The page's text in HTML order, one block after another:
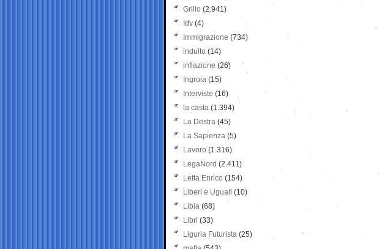
Grillo (2.941)
Idv (4)
Immigrazione (734)
indulto (14)
inflazione (26)
Ingroia (15)
Interviste (16)
la casta (1.394)
La Destra (45)
La Sapienza (5)
Lavoro (1.316)
LegaNord (2.411)
Letta Enrico (154)
Liberi e Uguali (10)
Libia (68)
Libri (33)
Liguria Futurista (25)